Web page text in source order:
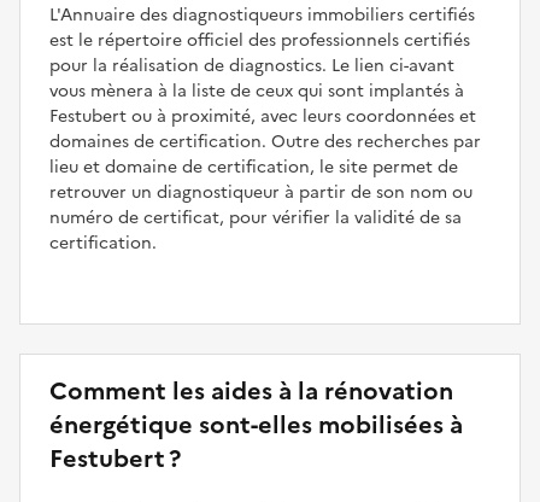
L'Annuaire des diagnostiqueurs immobiliers certifiés
est le répertoire officiel des professionnels certifiés
pour la réalisation de diagnostics. Le lien ci-avant
vous mènera à la liste de ceux qui sont implantés à
Festubert ou à proximité, avec leurs coordonnées et
domaines de certification. Outre des recherches par
lieu et domaine de certification, le site permet de
retrouver un diagnostiqueur à partir de son nom ou
numéro de certificat, pour vérifier la validité de sa
certification.
Comment les aides à la rénovation
énergétique sont-elles mobilisées à
Festubert ?